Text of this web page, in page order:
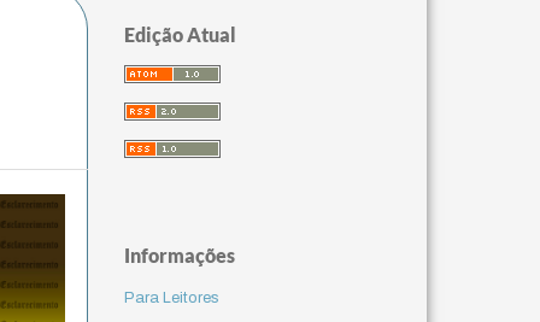
Edição Atual
Informações
Para Leitores